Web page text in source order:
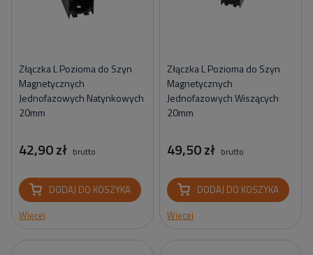
Złączka L Pozioma do Szyn
Magnetycznych
Jednofazowych Natynkowych
20mm
42,90 zł brutto
DODAJ DO KOSZYKA
Więcej
Złączka L Pozioma do Szyn
Magnetycznych
Jednofazowych Wiszących
20mm
49,50 zł brutto
DODAJ DO KOSZYKA
Więcej